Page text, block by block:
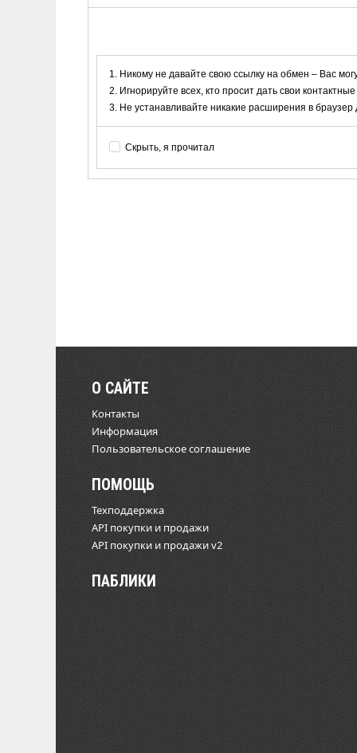
Никому не давайте свою ссылку на обмен – Вас
Игнорируйте всех, кто просит дать свои
Не устанавливайте никакие расширения в
Скрыть, я прочитал
О САЙТЕ
Контакты
Информация
Пользовательское соглашение
ПОМОЩЬ
Техподдержка
API покупки и продажи
API покупки и продажи v2
ПАБЛИКИ